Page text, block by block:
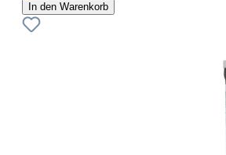
In den Warenkorb